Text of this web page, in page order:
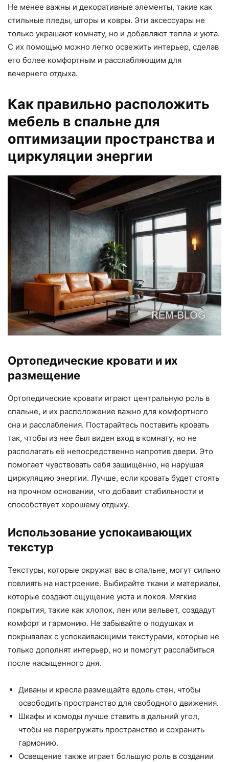
Не менее важны и декоративные элементы, такие как
стильные пледы, шторы и ковры. Эти аксессуары не
только украшают комнату, но и добавляют тепла и уюта.
С их помощью можно легко освежить интерьер, сделав
его более комфортным и расслабляющим для
вечернего отдыха.
Как правильно расположить
мебель в спальне для
оптимизации пространства и
циркуляции энергии
Ортопедические кровати и их
размещение
Ортопедические кровати играют центральную роль в
спальне, и их расположение важно для комфортного
сна и расслабления. Постарайтесь поставить кровать
так, чтобы из нее был виден вход в комнату, но не
располагать её непосредственно напротив двери. Это
помогает чувствовать себя защищённо, не нарушая
циркуляцию энергии. Лучше, если кровать будет стоять
на прочном основании, что добавит стабильности и
способствует хорошему отдыху.
Использование успокаивающих
текстур
Текстуры, которые окружат вас в спальне, могут сильно
повлиять на настроение. Выбирайте ткани и материалы,
которые создают ощущение уюта и покоя. Мягкие
покрытия, такие как хлопок, лен или вельвет, создадут
комфорт и гармонию. Не забывайте о подушках и
покрывалах с успокаивающими текстурами, которые не
только дополнят интерьер, но и помогут расслабиться
после насыщенного дня.
Диваны и кресла размещайте вдоль стен, чтобы
освободить пространство для свободного движения.
Шкафы и комоды лучше ставить в дальний угол,
чтобы не перегружать пространство и сохранить
гармонию.
Освещение также играет большую роль в создании